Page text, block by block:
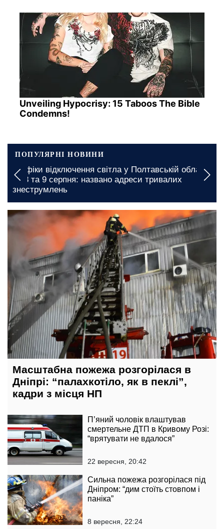
Unveiling Hypocrisy: 15 Taboos The Bible
Condemns!
ПОПУЛЯРНІ НОВИНИ
Графіки відключення світла у Полтавській області
на 8 та 9 серпня: названо адреси тривалих
знеструмлень
5 жовтня, 11:28
Масштабна пожежа розгорілася в
Дніпрі: “палахкотіло, як в пеклі”,
кадри з місця НП
П’яний чоловік влаштував
смертельне ДТП в Кривому Розі:
“врятувати не вдалося”
22 вересня, 20:42
Сильна пожежа розгорілася під
Дніпром: “дим стоїть стовпом і
паніка”
8 вересня, 22:24